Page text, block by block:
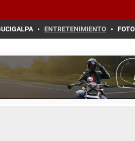
ENTRETENIMIENTO